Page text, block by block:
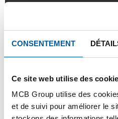
CONSENTEMENT
Ce site web utilise des
MCB Group utilise des
et de suivi pour améliorer le
PRODUIT
DESCRIPTION
LISTE DE PRIX BRUT